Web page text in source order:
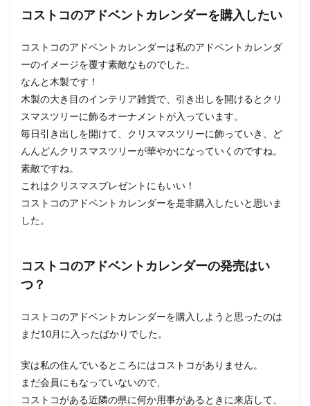
コストコのアドベントカレンダーを購入したい
コストコのアドベントカレンダーは私のアドベントカレンダ
ーのイメージを覆す素敵なものでした。
なんと木製です！
木製の大き目のインテリア雑貨で、引き出しを開けるとクリ
スマスツリーに飾るオーナメントが入っています。
毎日引き出しを開けて、クリスマスツリーに飾っていき、ど
んんどんクリスマスツリーが華やかになっていくのですね。
素敵ですね。
これはクリスマスプレゼントにもいい！
コストコのアドベントカレンダーを是非購入したいと思いま
した。
コストコのアドベントカレンダーの発売はい
つ？
コストコのアドベントカレンダーを購入しようと思ったのは
まだ10月に入ったばかりでした。
実は私の住んでいるところにはコストコがありません。
まだ会員にもなっていないので、
コストコがある近隣の県に何か用事があるときに来店して、